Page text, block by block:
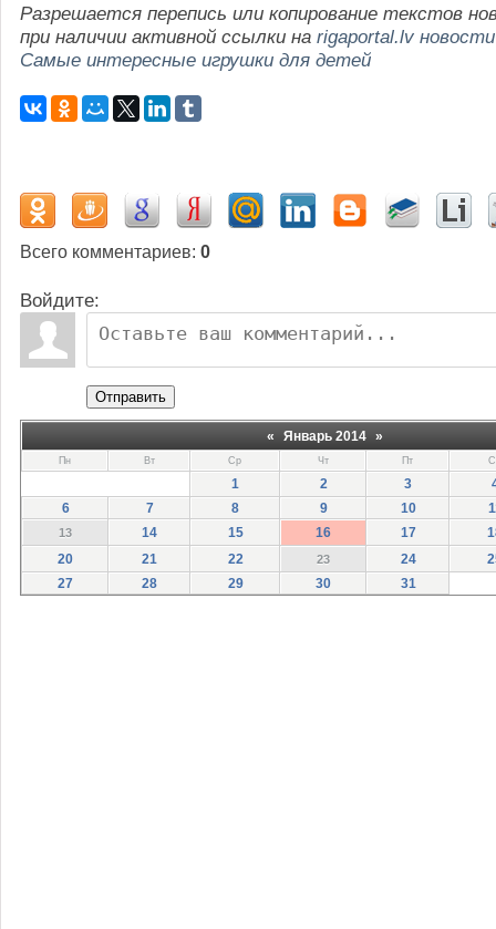
Разрешается перепись или копирование текстов
при наличии активной ссылки на rigaportal.lv новости
Самые интересные игрушки для детей
Всего комментариев: 0
Войдите:
Отправить
« Январь 2014 »
Пн Вт Ср Чт Пт
1 2 3
6
7 8 9 10
13 14 15 16 17
20
21 22 23 24
27
28 29 30 31